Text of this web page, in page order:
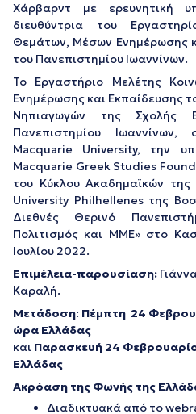
Χάρβαρντ με ερευνητική
διευθύντρια του
Θεμάτων, Μέσων Ενημέρωσης
του Πανεπιστημίου Ιωαννίνων.
Το Εργαστήριο Μελέτης
Ενημέρωσης και Εκπαίδευσης
Νηπιαγωγών της Σχολής
Πανεπιστημίου
Macquarie University, την
Macquarie Greek Studies
του Κύκλου Ακαδημαϊκών
University Philhellenes της
Διεθνές Θερινό
Πολιτισμός και ΜΜΕ» στο
Ιουλίου 2022.
Επιμέλεια-παρουσίαση:
Καραλή.
Μετάδοση: Πέμπτη 24
ώρα Ελλάδας
και Παρασκευή 24
Ελλάδας
Ακρόαση της Φωνής της
Διαδικτυακά από το